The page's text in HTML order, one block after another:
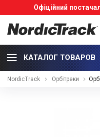
Офіційний
КАТАЛОГ ТОВАРОВ
NordicTrack Орбітреки